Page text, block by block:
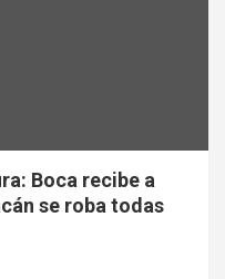
Boca recibe a
se roba todas